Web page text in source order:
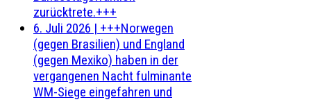
zurücktrete.+++
6. Juli 2026 | +++Norwegen
(gegen Brasilien) und England
(gegen Mexiko) haben in der
vergangenen Nacht fulminante
WM-Siege eingefahren und